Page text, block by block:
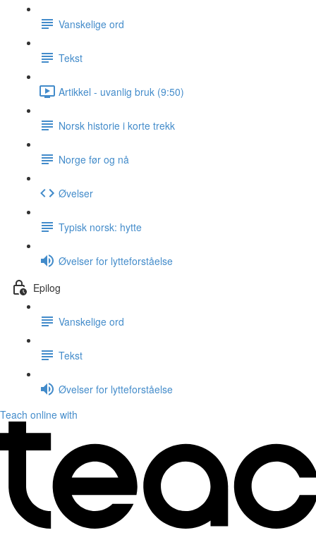
Vanskelige ord
Tekst
Artikkel - uvanlig bruk (9:50)
Norsk historie i korte trekk
Norge før og nå
Øvelser
Typisk norsk: hytte
Øvelser for lytteforståelse
Epilog
Vanskelige ord
Tekst
Øvelser for lytteforståelse
Teach online with